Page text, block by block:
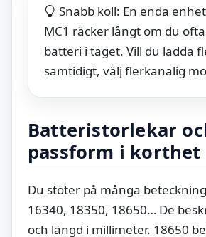
Snabb koll: En enda
MC1 räcker långt om du
batteri i taget. Vill du ladda
samtidigt, välj flerkanalig
Batteristorlekar
passform i korthet
Du stöter på många
16340, 18350, 18650… De
och längd i millimeter. 18650